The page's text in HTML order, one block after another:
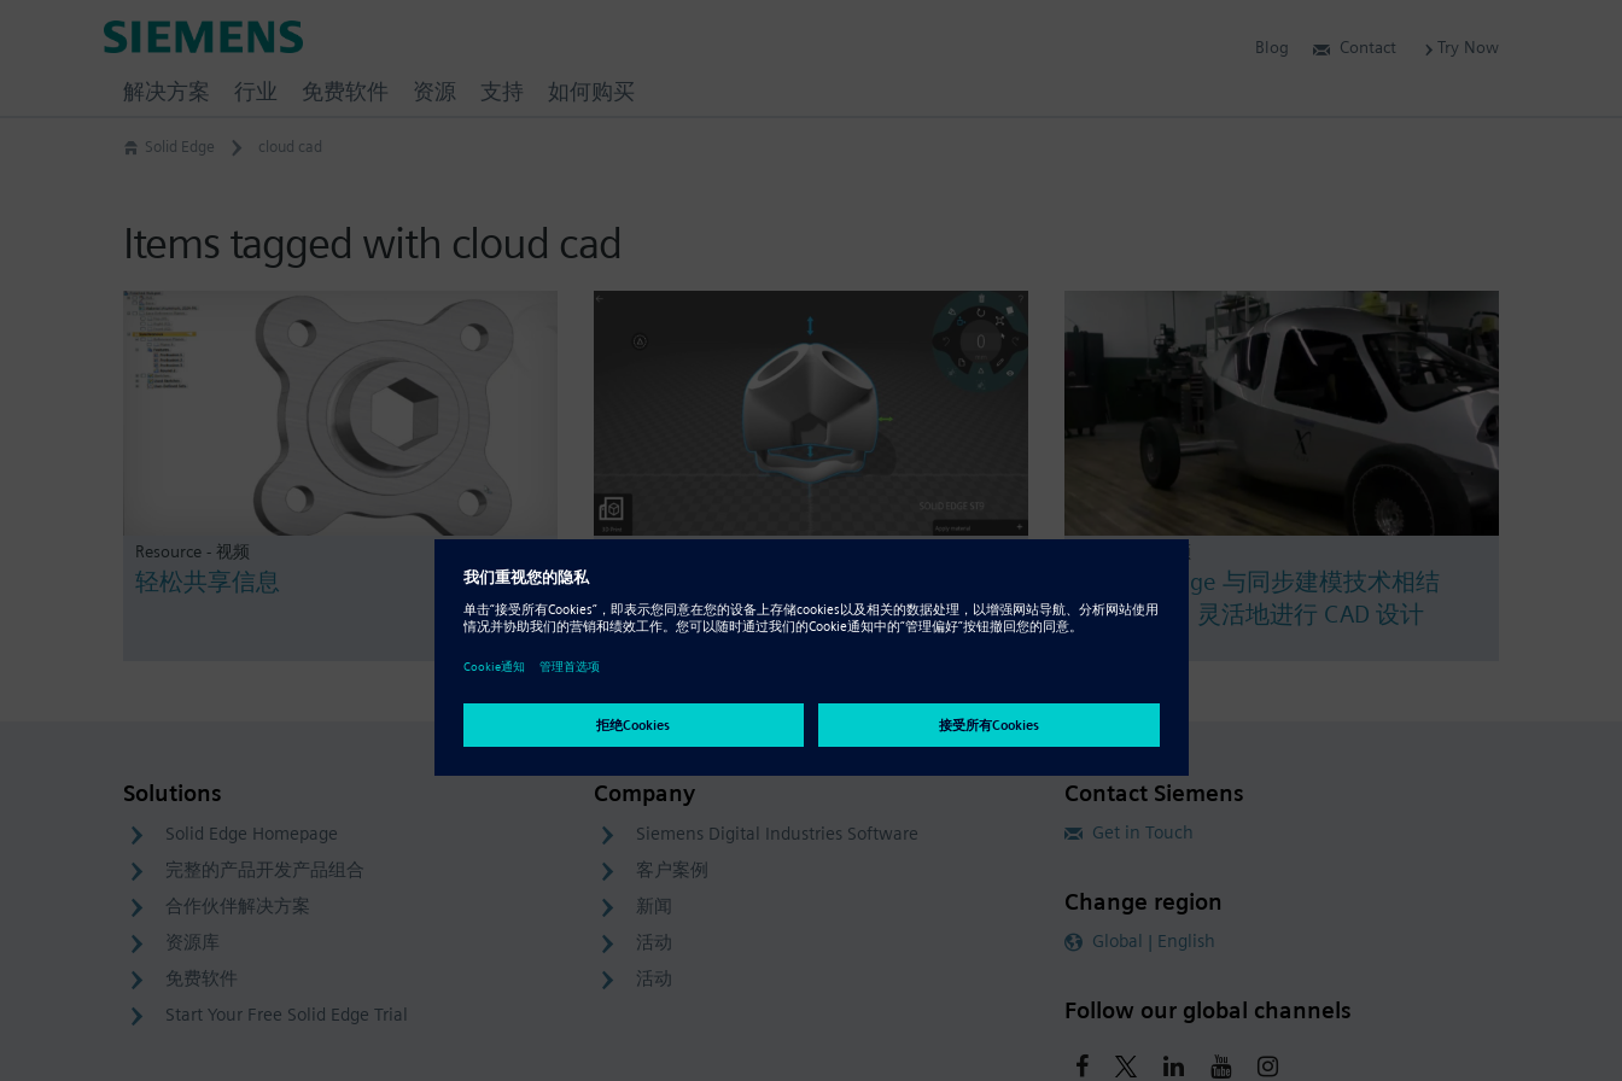
Solid Edge cloud cad
Items tagged with cloud cad
Resource - 视频
轻松共享信息
Resource - 视频
将 Solid Edge 与同步建模技术相结
合，快速、灵活地进行 CAD 设计
Solutions
Solid Edge Homepage
完整的产品开发产品组合
合作伙伴解决方案
资源库
免费软件
Start Your Free Solid Edge Trial
Company
Siemens Digital Industries Software
客户案例
新闻
活动
活动
Contact Siemens
Get in Touch
Change region
Global | English
Follow our global channels
Blog Contact Try Now
解决方案 行业 免费软件 资源 支持 如何购买